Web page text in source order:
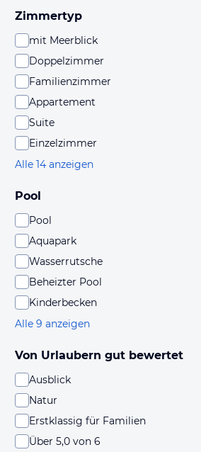
Zimmertyp
mit Meerblick
Doppelzimmer
Familienzimmer
Appartement
Suite
Einzelzimmer
Alle 14 anzeigen
Pool
Pool
Aquapark
Wasserrutsche
Beheizter Pool
Kinderbecken
Alle 9 anzeigen
Von Urlaubern gut bewertet
Ausblick
Natur
Erstklassig für Familien
Über 5,0 von 6